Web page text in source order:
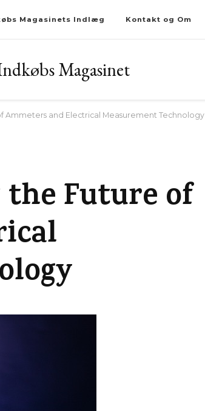
Magasinets Indlæg Kontakt og Om
Magasinet
Ammeters and Electrical Measurement Technology
Future of